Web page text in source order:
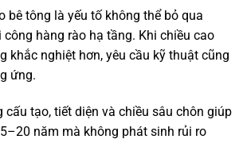
bê tông là yếu tố không thể bỏ qua
hàng rào hạ tầng. Khi chiều cao
khắc nghiệt hơn, yêu cầu kỹ thuật cũng
ứng.
cấu tạo, tiết diện và chiều sâu chôn giúp
năm mà không phát sinh rủi ro